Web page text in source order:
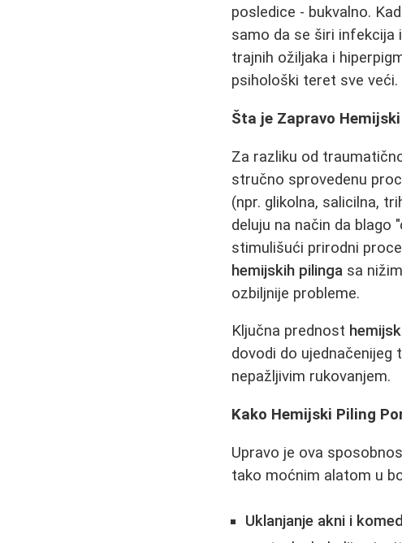
posledice - bukvalno.
samo da se širi infekcija
trajnih ožiljaka i
psihološki teret sve
Šta je Zapravo
Za razliku od
stručno sprovedenu
(npr. glikolna, salicilna,
deluju na način da blago
stimulišući prirodni
hemijskih pilinga sa
ozbiljnije probleme.
Ključna prednost
dovodi do ujednačenijeg
nepažljivim rukovanjem.
Kako Hemijski Piling
Upravo je ova
tako moćnim alatom u
Uklanjanje akni i